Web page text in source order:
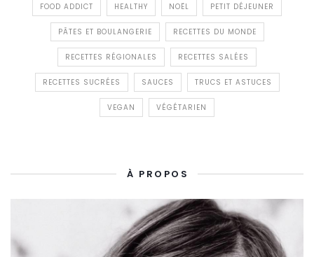
FOOD ADDICT HEALTHY NOËL PETIT DÉJEUNER
PÂTES ET BOULANGERIE RECETTES DU MONDE
RECETTES RÉGIONALES RECETTES SALÉES
RECETTES SUCRÉES SAUCES TRUCS ET ASTUCES
VEGAN VÉGÉTARIEN
À PROPOS